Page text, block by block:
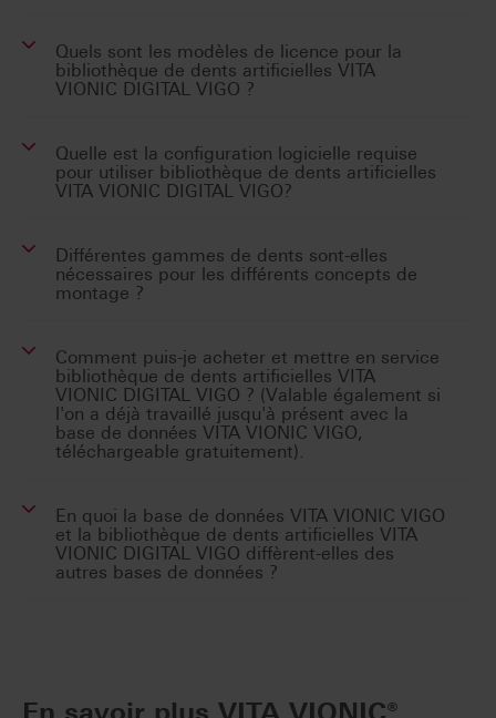
Quels sont les modèles de licence pour la
bibliothèque de dents artificielles VITA
VIONIC DIGITAL VIGO ?
Quelle est la configuration logicielle requise
pour utiliser bibliothèque de dents artificielles
VITA VIONIC DIGITAL VIGO?
Différentes gammes de dents sont-elles
nécessaires pour les différents concepts de
montage ?
Comment puis-je acheter et mettre en service
bibliothèque de dents artificielles VITA
VIONIC DIGITAL VIGO ? (Valable également si
l'on a déjà travaillé jusqu'à présent avec la
base de données VITA VIONIC VIGO,
téléchargeable gratuitement).
En quoi la base de données VITA VIONIC VIGO
et la bibliothèque de dents artificielles VITA
VIONIC DIGITAL VIGO diffèrent-elles des
autres bases de données ?